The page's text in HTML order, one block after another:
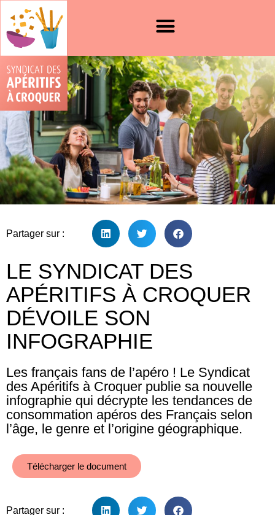
Partager sur :
LE SYNDICAT DES
APÉRITIFS À CROQUER
DÉVOILE SON
INFOGRAPHIE
Les français fans de l’apéro ! Le Syndicat
des Apéritifs à Croquer publie sa nouvelle
infographie qui décrypte les tendances de
consommation apéros des Français selon
l’âge, le genre et l’origine géographique.
Télécharger le document
Partager sur :